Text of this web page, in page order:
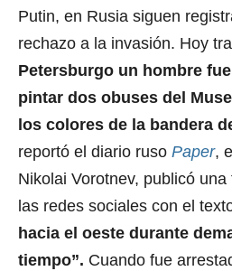
Putin, en Rusia siguen
rechazo a la invasión. Hoy
Petersburgo un hombre
pintar dos obuses del
los colores de la bandera
reportó el diario ruso Paper,
Nikolai Vorotnev, publicó
las redes sociales con el
hacia el oeste durante
tiempo”. Cuando fue